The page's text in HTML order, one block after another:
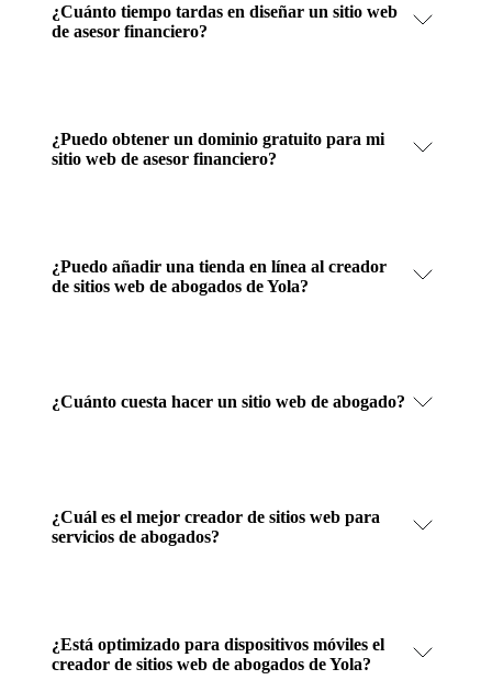
¿Cuánto tiempo tardas en diseñar un sitio web
de asesor financiero?
¿Puedo obtener un dominio gratuito para mi
sitio web de asesor financiero?
¿Puedo añadir una tienda en línea al creador
de sitios web de abogados de Yola?
¿Cuánto cuesta hacer un sitio web de abogado?
¿Cuál es el mejor creador de sitios web para
servicios de abogados?
¿Está optimizado para dispositivos móviles el
creador de sitios web de abogados de Yola?